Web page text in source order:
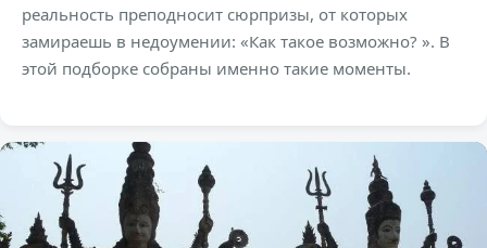
реальность преподносит сюрпризы, от которых
замираешь в недоумении: «Как такое возможно? ». В
этой подборке собраны именно такие моменты.